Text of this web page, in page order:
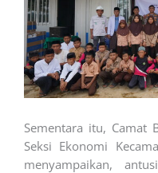
Sementara itu, Camat
Seksi Ekonomi
menyampaikan,